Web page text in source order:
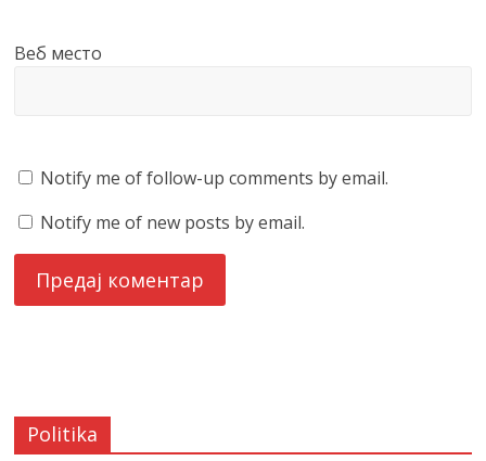
Веб место
Notify me of follow-up comments by email.
Notify me of new posts by email.
Politika